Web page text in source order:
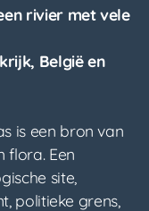
rivier met vele
België en
is een bron van
flora. Een
site,
politieke grens,